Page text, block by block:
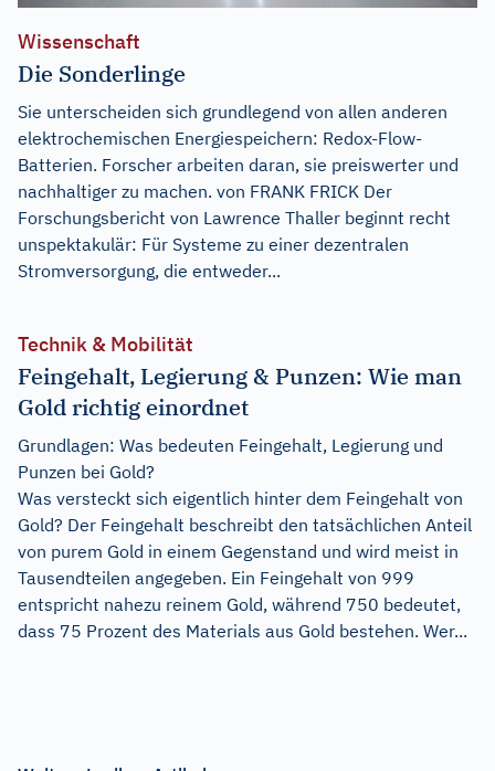
Wissenschaft
Die Sonderlinge
Sie unterscheiden sich grundlegend von allen anderen
elektrochemischen Energiespeichern: Redox-Flow-
Batterien. Forscher arbeiten daran, sie preiswerter und
nachhaltiger zu machen. von FRANK FRICK Der
Forschungsbericht von Lawrence Thaller beginnt recht
unspektakulär: Für Systeme zu einer dezentralen
Stromversorgung, die entweder...
Technik & Mobilität
Feingehalt, Legierung & Punzen: Wie man
Gold richtig einordnet
Grundlagen: Was bedeuten Feingehalt, Legierung und
Punzen bei Gold?
Was versteckt sich eigentlich hinter dem Feingehalt von
Gold? Der Feingehalt beschreibt den tatsächlichen Anteil
von purem Gold in einem Gegenstand und wird meist in
Tausendteilen angegeben. Ein Feingehalt von 999
entspricht nahezu reinem Gold, während 750 bedeutet,
dass 75 Prozent des Materials aus Gold bestehen. Wer...